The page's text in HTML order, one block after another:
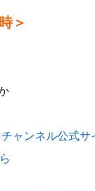
＞
ャンネル公式サ